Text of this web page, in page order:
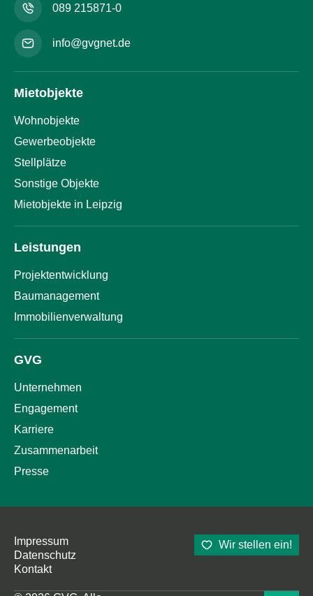
089 215871-0
info@gvgnet.de
Mietobjekte
Wohnobjekte
Gewerbeobjekte
Stellplätze
Sonstige Objekte
Mietobjekte in Leipzig
Leistungen
Projektentwicklung
Baumanagement
Immobilienverwaltung
GVG
Unternehmen
Engagement
Karriere
Zusammenarbeit
Presse
Wir stellen ein!
Impressum
Datenschutz
Kontakt